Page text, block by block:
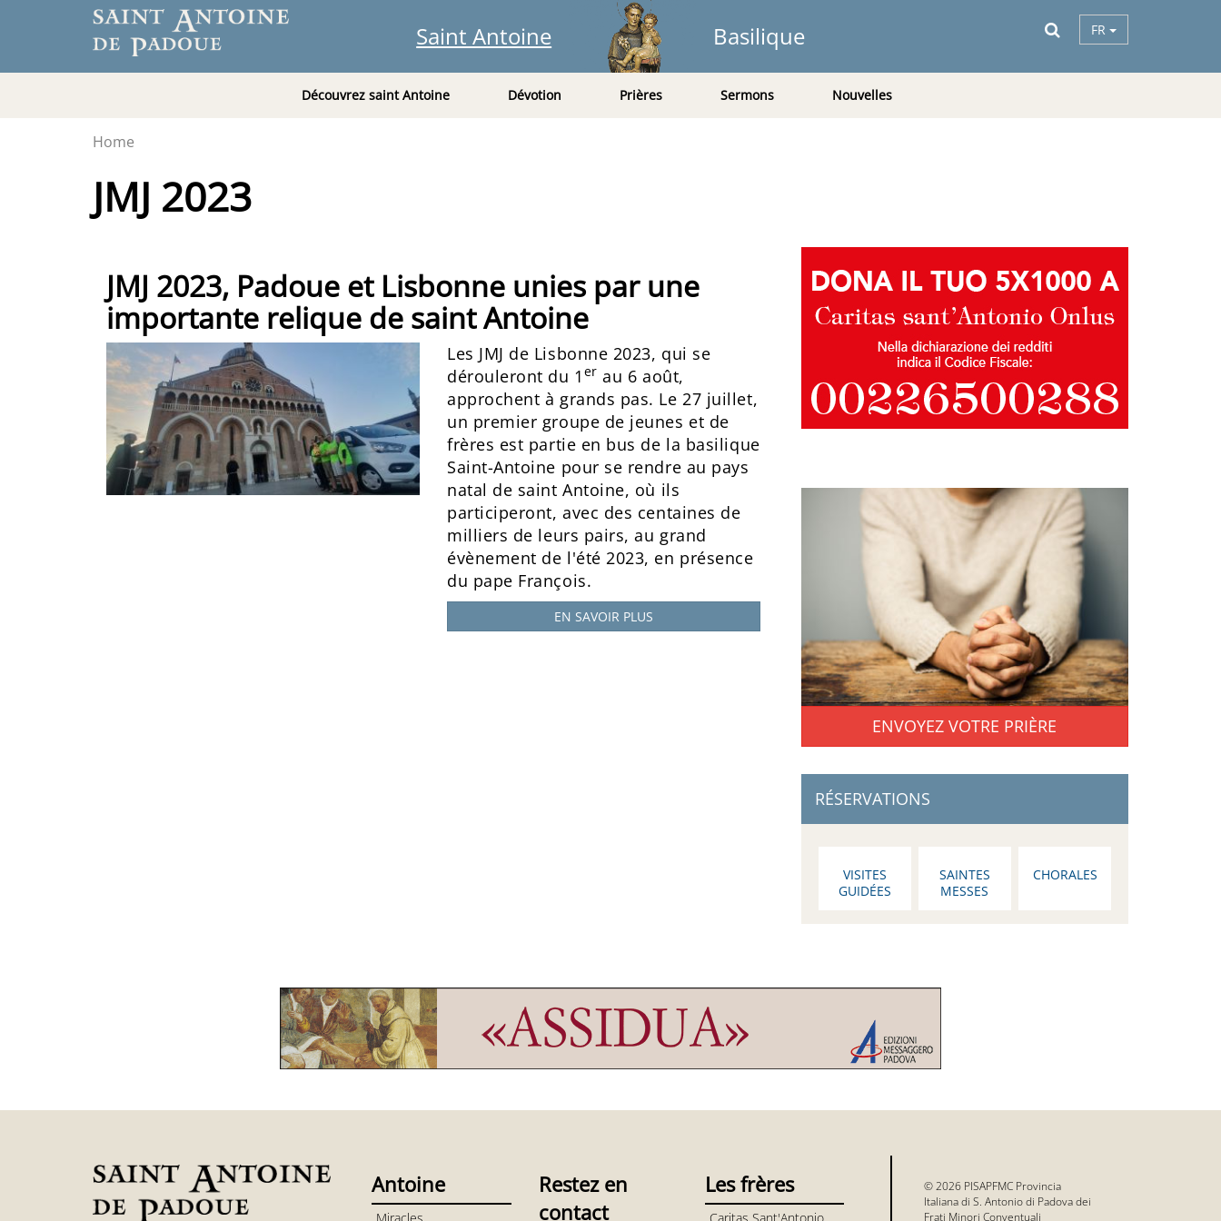
Saint Antoine Basilique FR
Découvrez saint Antoine Dévotion Prières Sermons Nouvelles
Home
JMJ 2023
JMJ 2023, Padoue et Lisbonne unies par une
importante relique de saint Antoine
Les JMJ de Lisbonne 2023, qui se
dérouleront du 1 er au 6 août,
approchent à grands pas. Le 27 juillet,
un premier groupe de jeunes et de
frères est partie en bus de la basilique
Saint-Antoine pour se rendre au pays
natal de saint Antoine, où ils
participeront, avec des centaines de
milliers de leurs pairs, au grand
évènement de l'été 2023, en présence
du pape François.
EN SAVOIR PLUS
ENVOYEZ VOTRE PRIÈRE
RÉSERVATIONS
VISITES
GUIDÉES
SAINTES
MESSES
CHORALES
Antoine
Restez en
contact
Les frères
© 2026 PISAPFMC Provincia
Italiana di S. Antonio di Padova dei
Frati Minori Conventuali